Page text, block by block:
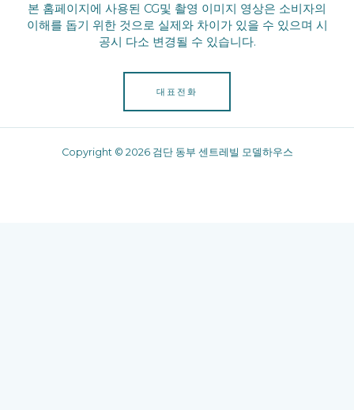
본 홈페이지에 사용된 CG및 촬영 이미지 영상은 소비자의
이해를 돕기 위한 것으로 실제와 차이가 있을 수 있으며 시
공시 다소 변경될 수 있습니다.
대표전화
Copyright © 2026 검단 동부 센트레빌 모델하우스